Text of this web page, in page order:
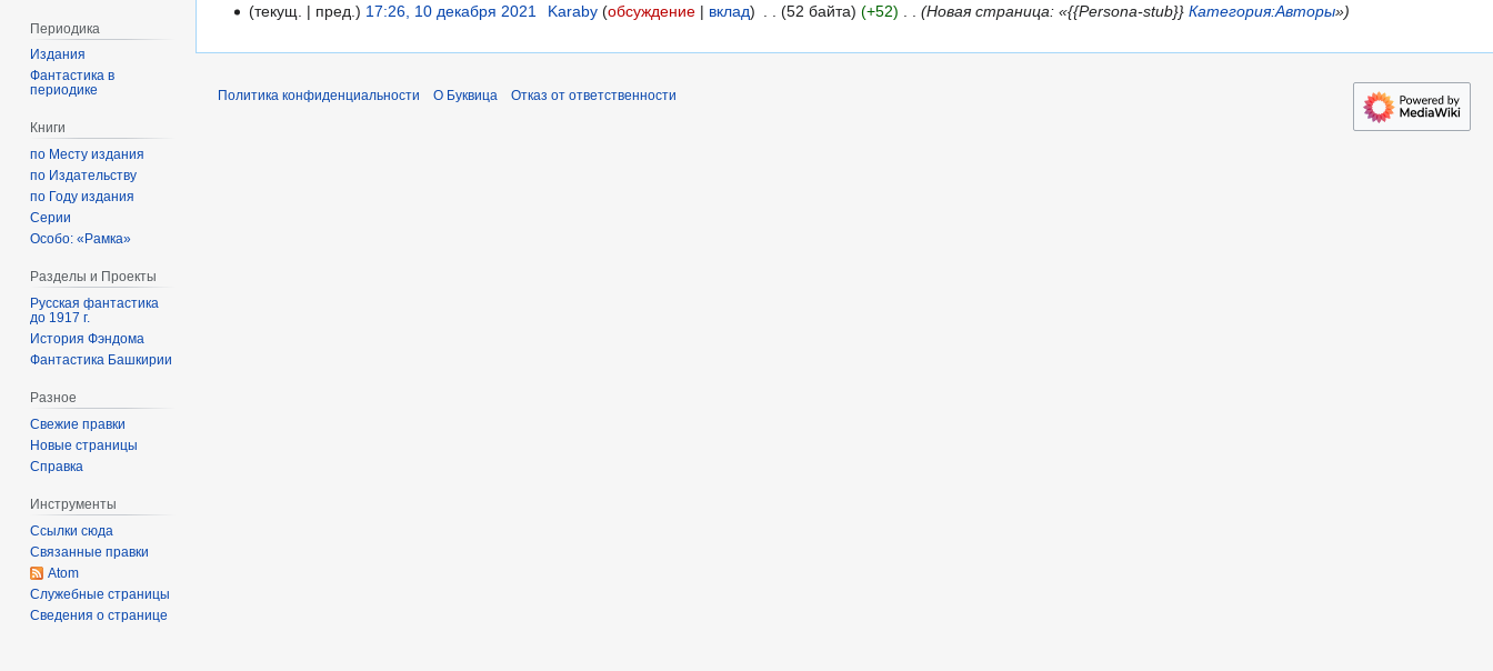
е
текущ. пред. 17:26, 10 декабря 2021 Karaby обсуждение вклад 52 байта +52 Новая страница: «{{Persona-stub}} Категория:Авторы»
Периодика
Издания
Фантастика в
периодике
Книги
по Месту издания
по Издательству
по Году издания
Серии
Особо: «Рамка»
Разделы и Проекты
Русская фантастика
до 1917 г.
История Фэндома
Фантастика Башкирии
Разное
Свежие правки
Новые страницы
Справка
Инструменты
Ссылки сюда
Связанные правки
Atom
Служебные страницы
Сведения о странице
Политика конфиденциальности О Буквица Отказ от ответственности